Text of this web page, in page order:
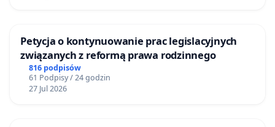
Petycja o kontynuowanie prac legislacyjnych
związanych z reformą prawa rodzinnego
816 podpisów
61 Podpisy / 24 godzin
27 Jul 2026